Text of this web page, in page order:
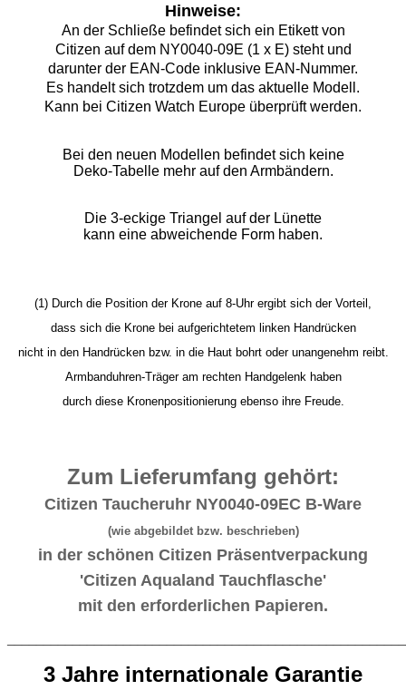
Hinweise:
An der Schließe befindet sich ein Etikett von
Citizen auf dem NY0040-09E (1 x E) steht und
darunter der EAN-Code inklusive EAN-Nummer.
Es handelt sich trotzdem um das aktuelle Modell.
Kann bei Citizen Watch Europe überprüft werden.
Bei den neuen Modellen befindet sich keine
Deko-Tabelle mehr auf den Armbändern.
Die 3-eckige Triangel auf der Lünette
kann eine abweichende Form haben.
(1) Durch die Position der Krone auf 8-Uhr ergibt sich der Vorteil,
dass sich die Krone bei aufgerichtetem linken Handrücken
nicht in den Handrücken bzw. in die Haut bohrt oder unangenehm reibt.
Armbanduhren-Träger am rechten Handgelenk haben
durch diese Kronenpositionierung ebenso ihre Freude.
Zum Lieferumfang gehört:
Citizen Taucheruhr NY0040-09EC B-Ware
(wie abgebildet bzw. beschrieben)
in der schönen Citizen Präsentverpackung
'Citizen Aqualand Tauchflasche'
mit den erforderlichen Papieren.
3 Jahre internationale Garantie